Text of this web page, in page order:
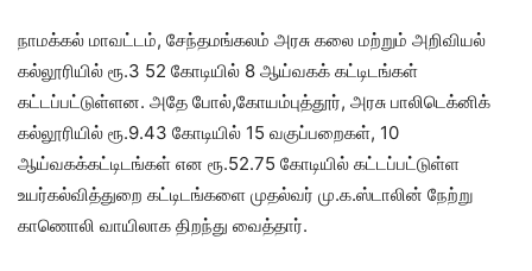
நாமக்கல் மாவட்டம், சேந்தமங்கலம் அரசு கலை மற்றும் அறிவியல்
கல்லூரியில் ரூ.3 52 கோடியில் 8 ஆய்வகக் கட்டிடங்கள்
கட்டப்பட்டுள்ளன. அதே போல்,கோயம்புத்தூர், அரசு பாலிடெக்னிக்
கல்லூரியில் ரூ.9.43 கோடியில் 15 வகுப்பறைகள், 10
ஆய்வகக்கட்டிடங்கள் என ரூ.52.75 கோடியில் கட்டப்பட்டுள்ள
உயர்கல்வித்துறை கட்டிடங்களை முதல்வர் மு.க.ஸ்டாலின் நேற்று
காணொலி வாயிலாக திறந்து வைத்தார்.